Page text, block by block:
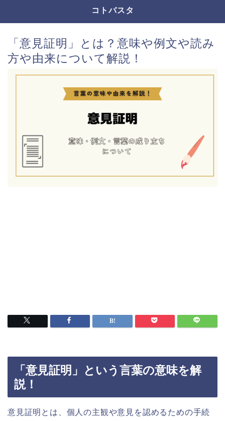
コトバスタ
「意見証明」とは？意味や例文や読み
方や由来について解説！
「意見証明」という言葉の意味を解
説！
意見証明とは、個人の主観や意見を認めるための手続